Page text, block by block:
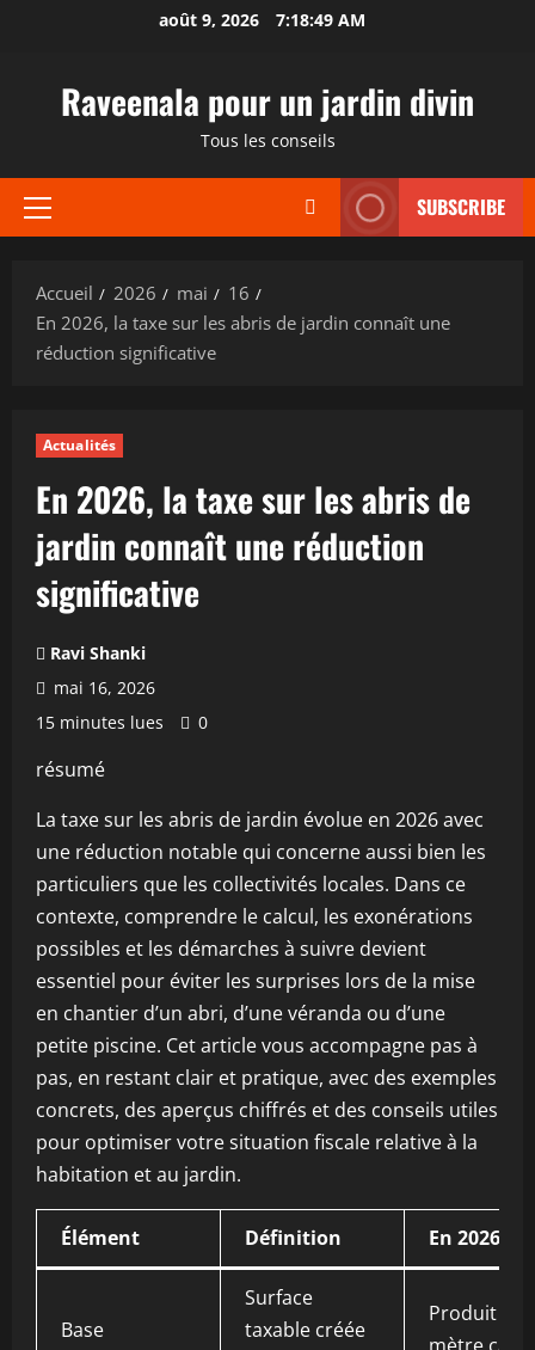
août 9, 2026 7:18:50 AM
Raveenala pour un jardin divin
Tous les conseils
Menu
SUBSCRIBE
Accueil 2026 mai
16
En 2026, la taxe sur les abris de jardin connaît une
réduction significative
Actualités
En 2026, la taxe sur les abris de
jardin connaît une réduction
significative
Ravi Shanki
mai 16, 2026
15 minutes lues
0
résumé
La taxe sur les abris de jardin évolue en 2026 avec
une réduction notable qui concerne aussi bien les
particuliers que les collectivités locales. Dans ce
contexte, comprendre le calcul, les exonérations
possibles et les démarches à suivre devient
essentiel pour éviter les surprises lors de la mise
en chantier d’un abri, d’une véranda ou d’une
petite piscine. Cet article vous accompagne pas à
pas, en restant clair et pratique, avec des exemples
concrets, des aperçus chiffrés et des conseils utiles
pour optimiser votre situation fiscale relative à la
habitation et au jardin.
Élément Définition En 2026
Base
Surface
taxable créée
Produit par